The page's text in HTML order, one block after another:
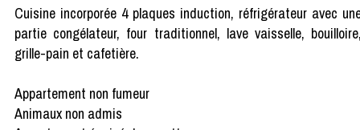
Cuisine incorporée 4 plaques induction, réfrigérateur avec
partie congélateur, four traditionnel, lave vaisselle,
grille-pain et cafetière.
Appartement non fumeur
Animaux non admis